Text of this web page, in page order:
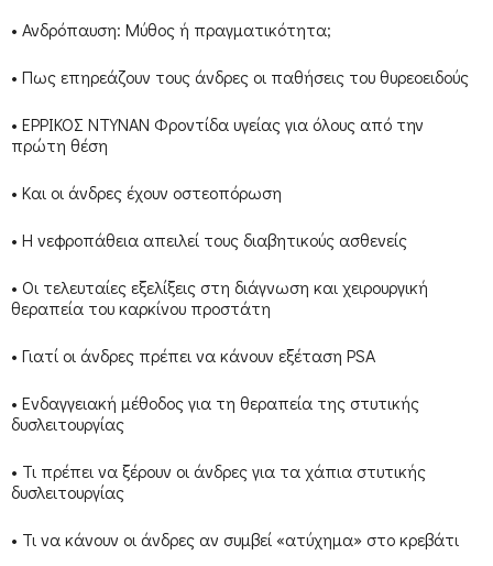
• Ανδρόπαυση: Μύθος ή πραγματικότητα;
• Πως επηρεάζουν τους άνδρες οι παθήσεις του θυρεοειδούς
• ΕΡΡΙΚΟΣ ΝΤΥΝΑΝ Φροντίδα υγείας για όλους από την
πρώτη θέση
• Και οι άνδρες έχουν οστεοπόρωση
• Η νεφροπάθεια απειλεί τους διαβητικούς ασθενείς
• Οι τελευταίες εξελίξεις στη διάγνωση και χειρουργική
θεραπεία του καρκίνου προστάτη
• Γιατί οι άνδρες πρέπει να κάνουν εξέταση PSA
• Ενδαγγειακή μέθοδος για τη θεραπεία της στυτικής
δυσλειτουργίας
• Τι πρέπει να ξέρουν οι άνδρες για τα χάπια στυτικής
δυσλειτουργίας
• Τι να κάνουν οι άνδρες αν συμβεί «ατύχημα» στο κρεβάτι